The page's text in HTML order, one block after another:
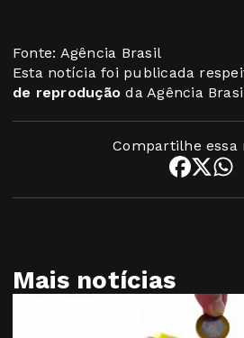
Fonte: Agência Brasil
Esta notícia foi publicada
de reprodução da Agência
Compartilhe essa
Mais notícias